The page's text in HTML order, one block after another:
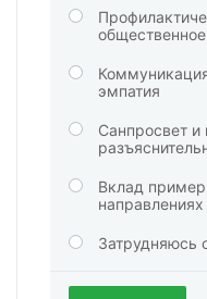
эмпатия
Санпросвет и
Вклад
направлениях
Затрудняюсь